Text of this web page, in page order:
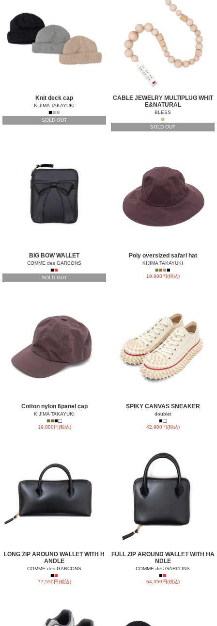
Knit deck cap
KIJIMA TAKAYUKI
■■■
SOLD OUT
CABLE JEWELRY MULTIPLUG WHIT
E&NATURAL
BLESS
■
SOLD OUT
BIG BOW WALLET
COMME des GARCONS
■■
SOLD OUT
Poly oversized safari hat
KIJIMA TAKAYUKI
■■■■
19,800円(税込)
Cotton nylon 6panel cap
KIJIMA TAKAYUKI
■■■□
19,800円(税込)
SPIKY CANVAS SNEAKER
doublet
■□
42,900円(税込)
LONG ZIP AROUND WALLET WITH H
ANDLE
COMME des GARCONS
■■
77,550円(税込)
FULL ZIP AROUND WALLET WITH HA
NDLE
COMME des GARCONS
■■
64,350円(税込)